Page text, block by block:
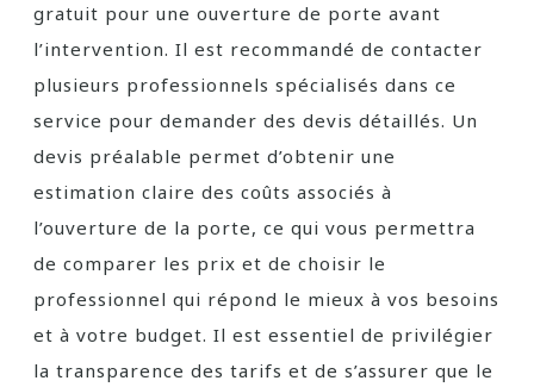
gratuit pour une ouverture de porte avant
l’intervention. Il est recommandé de contacter
plusieurs professionnels spécialisés dans ce
service pour demander des devis détaillés. Un
devis préalable permet d’obtenir une
estimation claire des coûts associés à
l’ouverture de la porte, ce qui vous permettra
de comparer les prix et de choisir le
professionnel qui répond le mieux à vos besoins
et à votre budget. Il est essentiel de privilégier
la transparence des tarifs et de s’assurer que le